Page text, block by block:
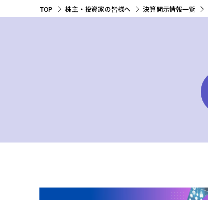
TOP 株主・投資家の皆様へ 決算開示情報一覧